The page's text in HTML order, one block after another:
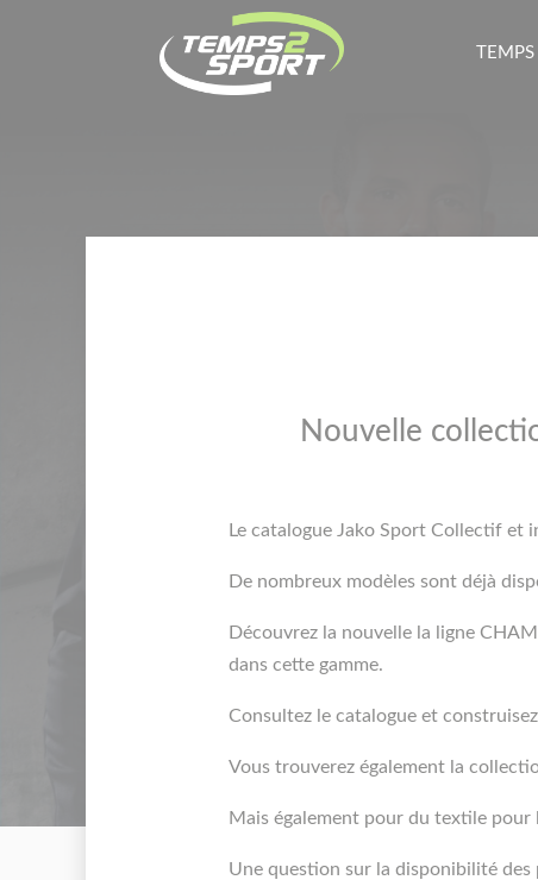
Nouvelle
Le catalogue Jako Sport Collectif et
De nombreux modèles sont déjà
Découvrez la nouvelle la ligne
dans cette gamme.
Consultez le catalogue et
Vous trouverez également la
Mais également pour du textile pour
Une question sur la disponibilité des